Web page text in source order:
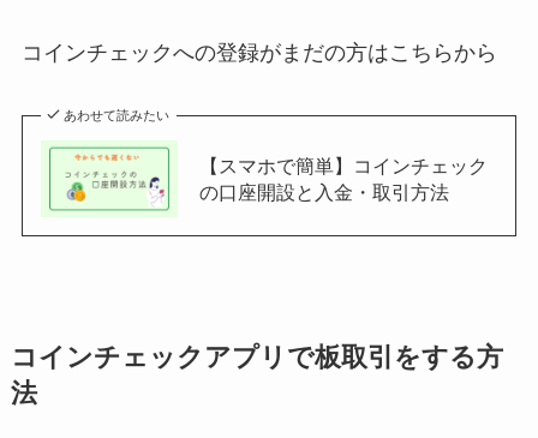
コインチェックへの登録がまだの方はこちらから
あわせて読みたい
【スマホで簡単】コインチェック
の口座開設と入金・取引方法
コインチェックアプリで板取引をする方
法